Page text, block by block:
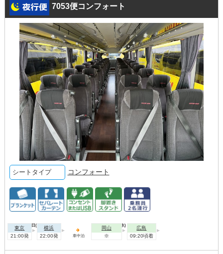
7053便コンフォート
シートタイプ コンフォート
2026年08月11日(火)
東京
21:00発
横浜
22:00発
車中泊
2026年08月12日(水)
岡山
※
広島
09:20頃着